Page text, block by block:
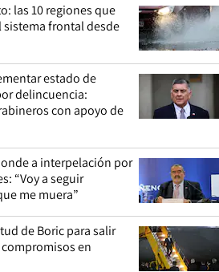
las 10 regiones que
sistema frontal desde
estado de
delincuencia:
con apoyo de
a interpelación por
“Voy a seguir
me muera”
de Boric para salir
en